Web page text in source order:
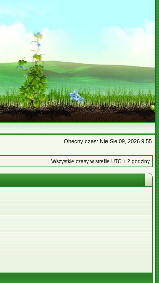
Obecny czas: Nie Sie 09, 2026 9:55
Wszystkie czasy w strefie UTC + 2 godziny